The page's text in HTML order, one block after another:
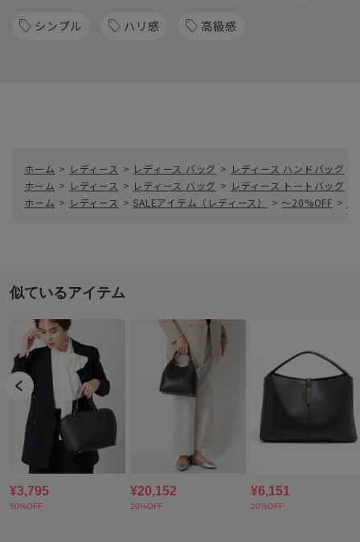
シンプル ハリ感 高級感
ホーム > レディース > レディース バッグ > レディース ハンドバッグ
ホーム > レディース > レディース バッグ > レディース トートバッグ
ホーム > レディース > SALEアイテム（レディース） > ～20%OFF >